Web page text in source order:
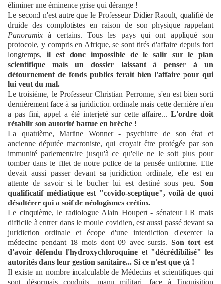
éliminer une éminence grise qui dérange !
Le second n'est autre que le Professeur Didier Raoult, qualifié de
druide des complotistes en raison de son physique rappelant
Panoramix à certains. Tous les pays qui ont appliqué son
protocole, y compris en Afrique, se sont tirés d'affaire depuis fort
longtemps, il est donc impossible de le salir sur le plan
scientifique mais un dossier laissant à penser à un
détournement de fonds publics ferait bien l'affaire pour qui
lui veut du mal.
Le troisième, le Professeur Christian Perronne, s'en est bien sorti
dernièrement face à sa juridiction ordinale mais cette dernière n'en
a pas fini, appel a été interjeté sur cette affaire...L'ordre doit
rétablir son autorité battue en brèche !
La quatrième, Martine Wonner - psychiatre de son état et
ancienne députée macroniste, qui croyait être protégée par son
immunité parlementaire jusqu'à ce qu'elle ne le soit plus pour
tomber dans le filet de notre police de la pensée uniforme. Elle
devait aussi passer devant sa juridiction ordinale, elle est en
attente de savoir si le bucher lui est destiné sous peu. Son
qualificatif médiatique est "covido-sceptique", voilà de quoi
désaltérer qui a soif de néologismes crétins.
Le cinquième, le radiologue Alain Houpert - sénateur LR mais
difficile à entrer dans le moule covidien, est aussi passé devant sa
juridiction ordinale et écope d'une interdiction d'exercer la
médecine pendant 18 mois dont 09 avec sursis.Son tort est
d'avoir défendu l'hydroxychloroquine et "décrédibilisé" les
autorités dans leur gestion sanitaire... Si ce n'est que çà !
Il existe un nombre incalculable de Médecins et scientifiques qui
sont désormais conduits, manu militari, face à l'inquisition